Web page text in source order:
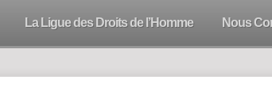
La Ligue des Droits de l’Homme Nous